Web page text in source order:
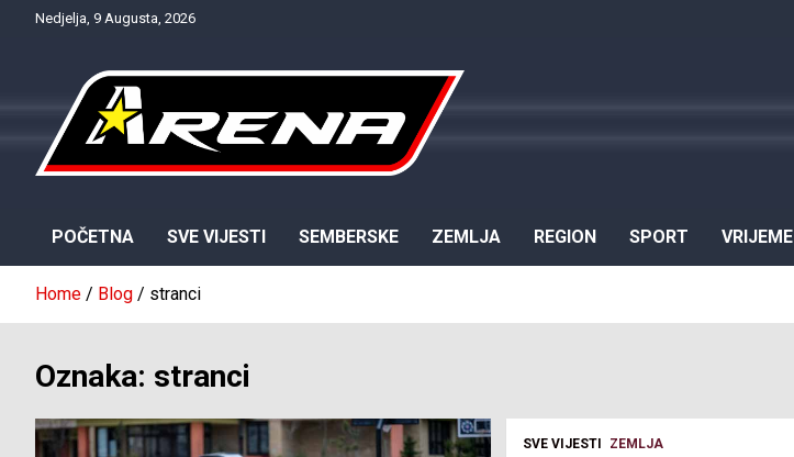
Nedjelja, 9 Augusta, 2026
POČETNA SVE VIJESTI SEMBERSKE ZEMLJA REGION SPORT VRIJEME
Home Blog stranci
Oznaka: stranci
SVE VIJESTI ZEMLJA